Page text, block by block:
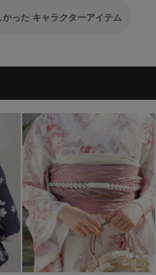
かった キャラクターアイテム